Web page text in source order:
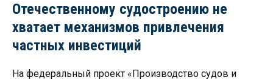
Отечественному судостроению не
хватает механизмов привлечения
частных инвестиций
На федеральный проект «Производство судов и